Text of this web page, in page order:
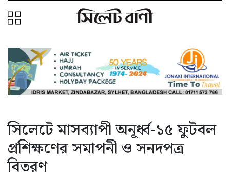
সিলেটে মাসব্যাপী অনূর্ধ্ব-১৫ ফুটবল
প্রশিক্ষণের সমাপনী ও সনদপত্র
বিতরণ